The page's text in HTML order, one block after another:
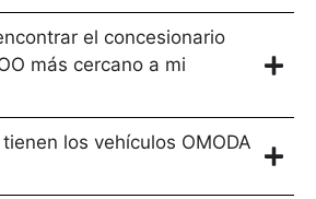
el concesionario
más cercano a mi
los vehículos OMODA